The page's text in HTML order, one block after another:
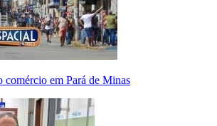
comércio em Pará de Minas